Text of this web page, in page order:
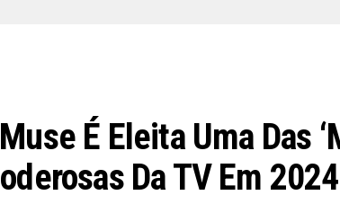
É Eleita Uma Das
Da TV Em 2024